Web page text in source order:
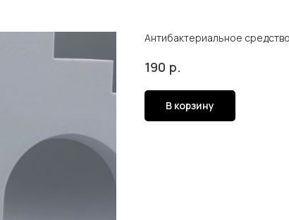
Антибактериальное
190 р.
В корзину